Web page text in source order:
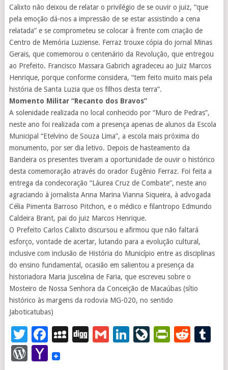
Calixto não deixou de relatar o privilégio de se ouvir o juiz, “que
pela emoção dá-nos a impressão de se estar assistindo a cena
relatada” e se comprometeu se colocar à frente com criação de
Centro de Memória Luziense. Ferraz trouxe cópia do jornal Minas
Gerais, que comemorou o centenário da Revolução, que entregou
ao Prefeito. Francisco Massara Gabrich agradeceu ao Juiz Marcos
Henrique, porque conforme considera, “tem feito muito mais pela
história de Santa Luzia que os filhos desta terra”.
Momento Militar “Recanto dos Bravos”
A solenidade realizada no local conhecido por “Muro de Pedras”,
neste ano foi realizada com a presença apenas de alunos da Escola
Municipal “Etelvino de Souza Lima”, a escola mais próxima do
monumento, por ser dia letivo. Depois de hasteamento da
Bandeira os presentes tiveram a oportunidade de ouvir o histórico
desta comemoração através do orador Eugênio Ferraz. Foi feita a
entrega da condecoração “Láurea Cruz de Combate”, neste ano
agraciando à jornalista Anna Marina Vianna Siqueira, à advogada
Célia Pimenta Barroso Pitchon, e o médico e filantropo Edmundo
Caldeira Brant, pai do juiz Marcos Henrique.
O Prefeito Carlos Calixto discursou e afirmou que não faltará
esforço, vontade de acertar, lutando para a evolução cultural,
inclusive com inclusão de História do Município entre as disciplinas
do ensino fundamental, ocasião em salientou a presença da
historiadora Maria Juscelina de Faria, que escreveu sobre o
Mosteiro de Nossa Senhora da Conceição de Macaúbas (sítio
histórico às margens da rodovia MG-020, no sentido
Jaboticatubas)
Twitter
Facebook
MySpace
DiggGmailLinkedIn
WordPress
Yahoo